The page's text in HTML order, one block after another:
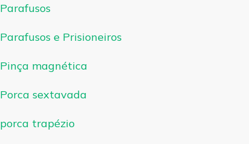
Parafusos
Parafusos e Prisioneiros
Pinça magnética
Porca sextavada
porca trapézio